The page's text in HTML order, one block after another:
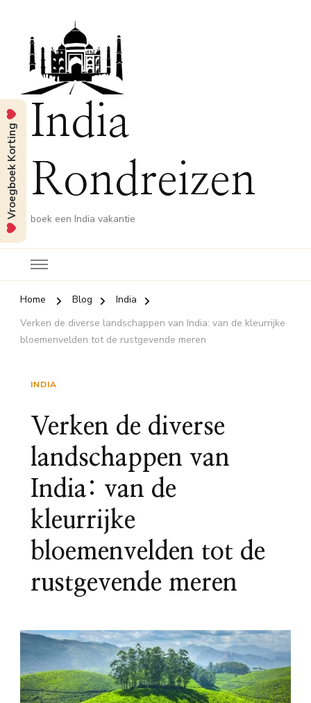
India
Rondreizen
boek een India vakantie
Home Blog
India
Verken de diverse landschappen van India: van de kleurrijke
bloemenvelden tot de rustgevende meren
INDIA
Verken de diverse
landschappen van
India: van de
kleurrijke
bloemenvelden tot de
rustgevende meren
Vroegboek Korting